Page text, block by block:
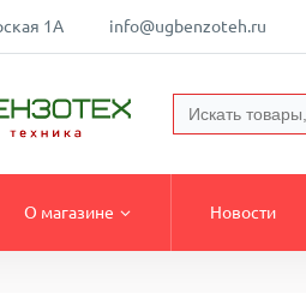
1А info@ugbenzoteh.ru
О магазине Новости